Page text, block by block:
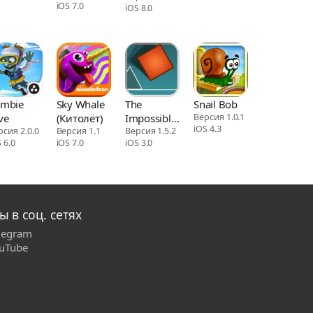
iOS 7.0
iOS 8.0
2.0.0
6.0
Sky Whale
(Китолёт)
Версия 1.1
iOS 7.0
The
Impossible
Game
Версия 1.5.2
iOS 3.0
Snail Bob
Версия 1.0.1
iOS 4.3
в соц. сетях